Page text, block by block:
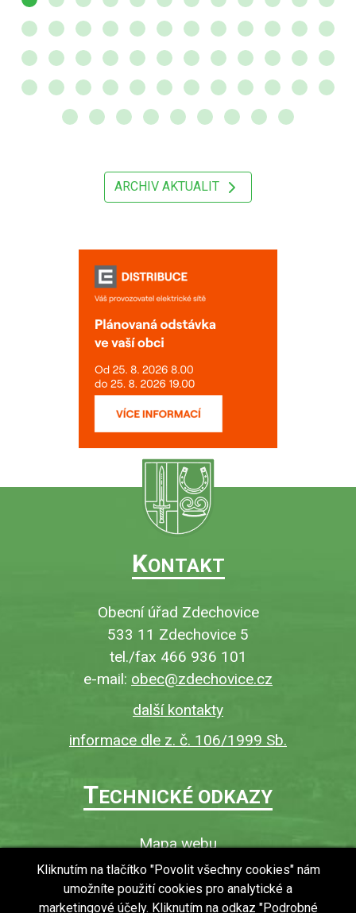
ARCHIV AKTUALIT
KONTAKT
Obecní úřad Zdechovice
533 11 Zdechovice 5
tel./fax 466 936 101
e-mail: obec@zdechovice.cz
další kontakty
informace dle z. č. 106/1999 Sb.
TECHNICKÉ ODKAZY
Mapa webu
O webu
Povinně zveřejňované informace
Kliknutím na tlačítko "Povolit všechny cookies" nám
umožníte použití cookies pro analytické a
marketingové účely. Kliknutím na odkaz "Podrobné